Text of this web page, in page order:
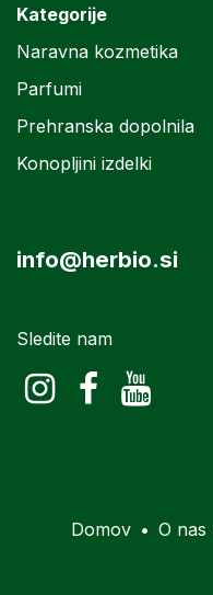
Kategorije
Naravna kozmetika
Parfumi
Prehranska dopolnila
Konopljini izdelki
info@herbio.si
Sledite nam
Domov • O nas